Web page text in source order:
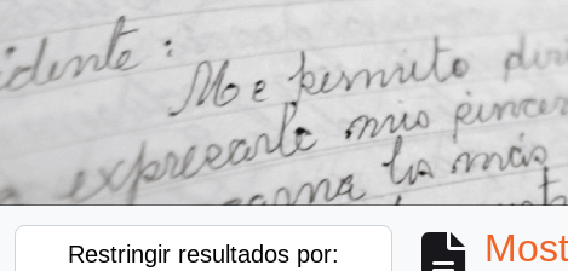
Restringir resultados por: